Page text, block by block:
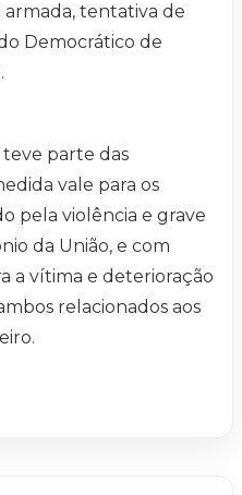
tentativa de
Democrático de
parte das
vale para os
pela violência e grave
da União, e com
a vítima e deterioração
relacionados aos